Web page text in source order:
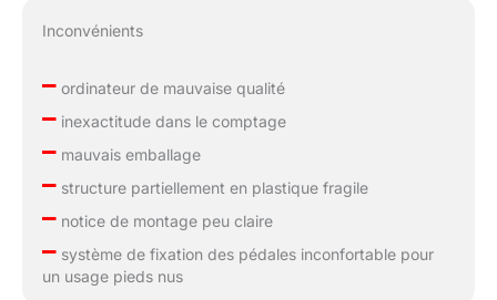
Inconvénients
–ordinateur de mauvaise qualité
–inexactitude dans le comptage
–mauvais emballage
–structure partiellement en plastique fragile
–notice de montage peu claire
–système de fixation des pédales inconfortable pour
un usage pieds nus